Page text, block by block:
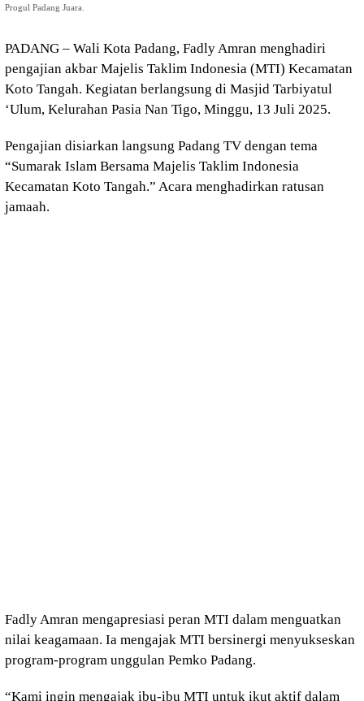
Progul Padang Juara.
PADANG – Wali Kota Padang, Fadly Amran menghadiri
pengajian akbar Majelis Taklim Indonesia (MTI) Kecamatan
Koto Tangah. Kegiatan berlangsung di Masjid Tarbiyatul
‘Ulum, Kelurahan Pasia Nan Tigo, Minggu, 13 Juli 2025.
Pengajian disiarkan langsung Padang TV dengan tema
“Sumarak Islam Bersama Majelis Taklim Indonesia
Kecamatan Koto Tangah.” Acara menghadirkan ratusan
jamaah.
Fadly Amran mengapresiasi peran MTI dalam menguatkan
nilai keagamaan. Ia mengajak MTI bersinergi menyukseskan
program-program unggulan Pemko Padang.
“Kami ingin mengajak ibu-ibu MTI untuk ikut aktif dalam